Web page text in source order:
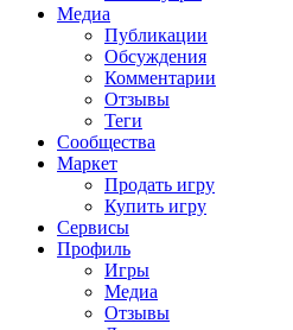
Медиа
Публикации
Обсуждения
Комментарии
Отзывы
Теги
Сообщества
Маркет
Продать игру
Купить игру
Сервисы
Профиль
Игры
Медиа
Отзывы